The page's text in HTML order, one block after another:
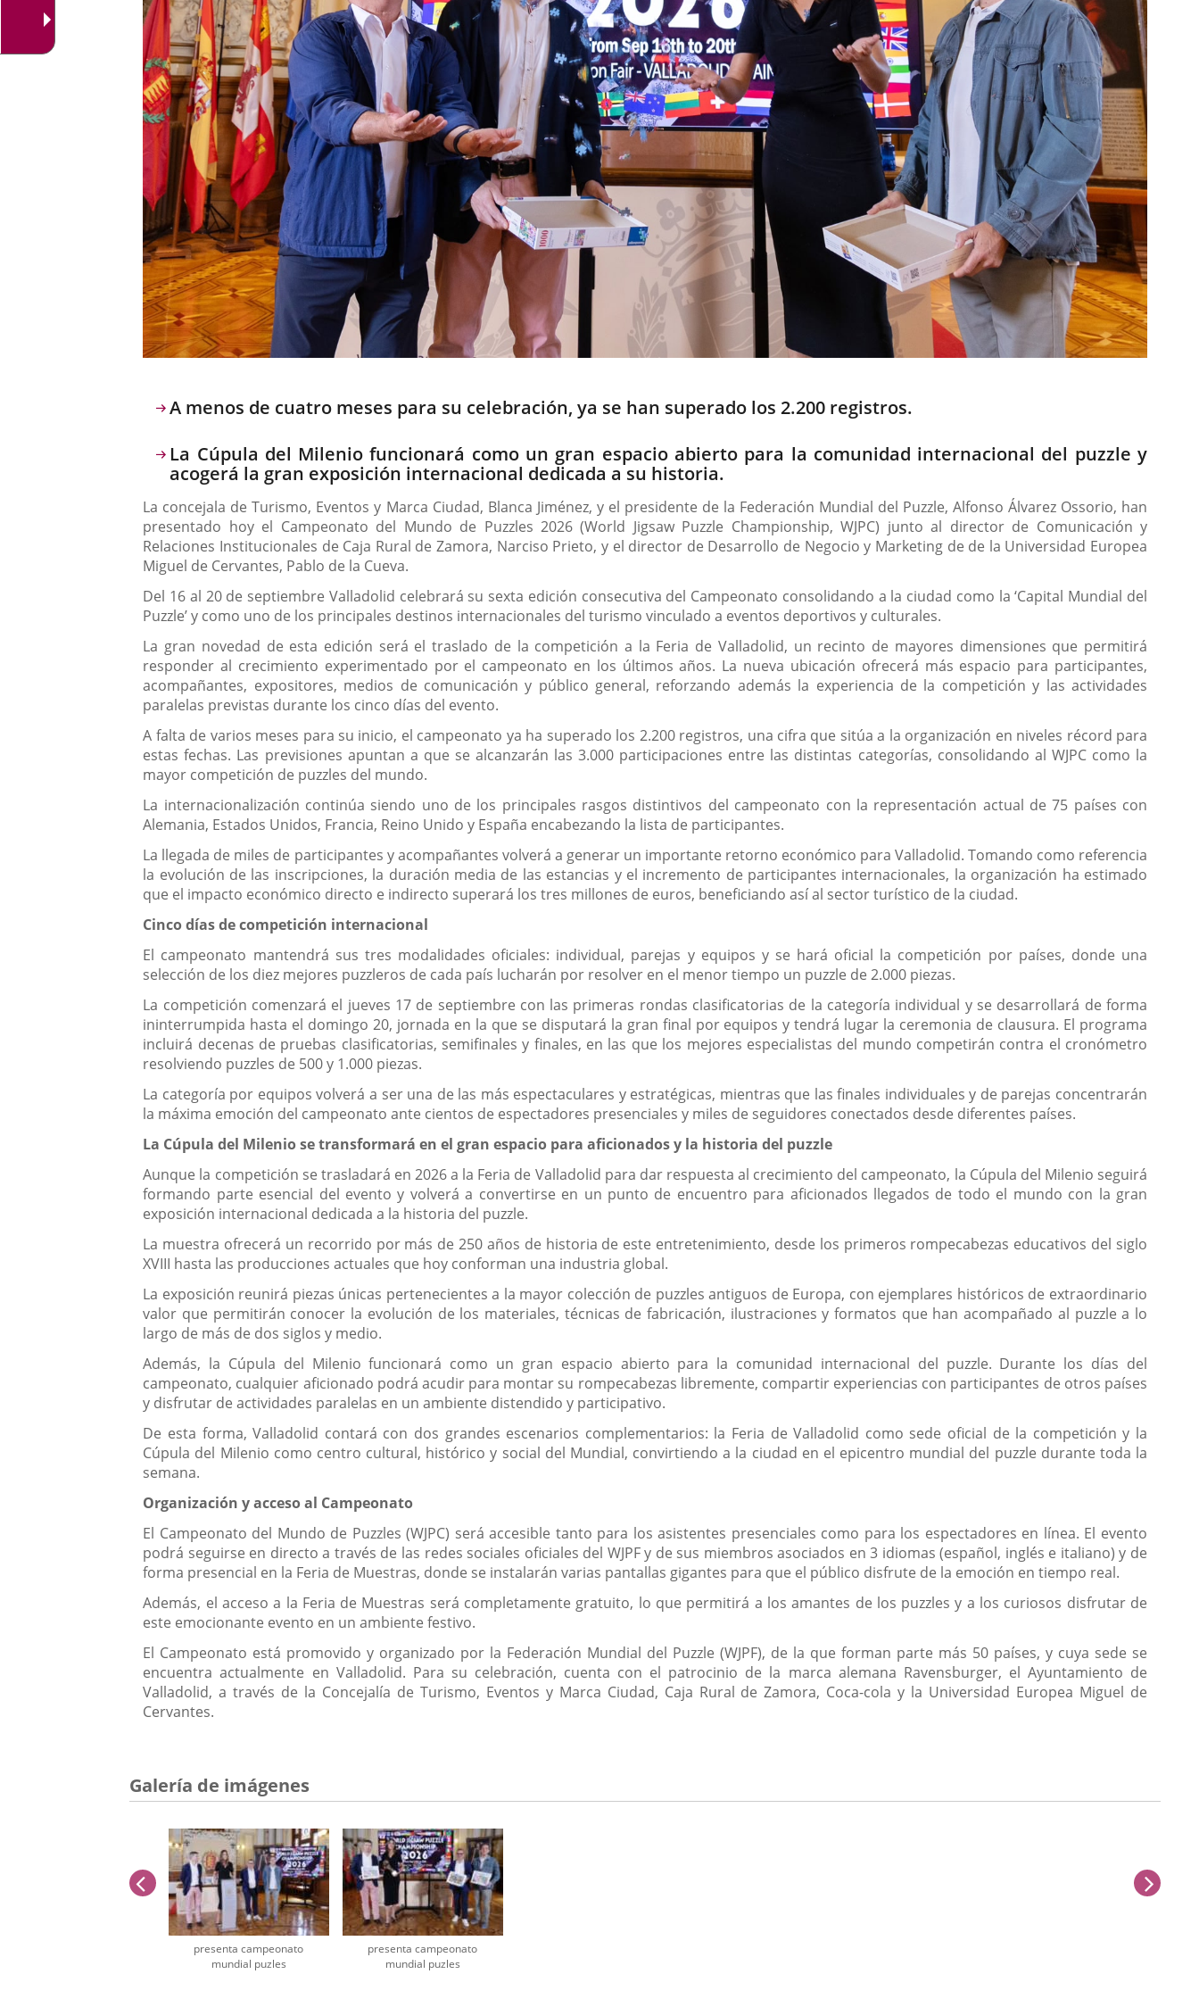
Descripción
A menos de cuatro meses para su celebración, ya se han superado los 2.200 registros.
La Cúpula del Milenio funcionará como un gran espacio abierto para la comunidad internacional del puzzle y
acogerá la gran exposición internacional dedicada a su historia.
La concejala de Turismo, Eventos y Marca Ciudad, Blanca Jiménez, y el presidente de la Federación Mundial del Puzzle, Alfonso Álvarez Ossorio, han
presentado hoy el Campeonato del Mundo de Puzzles 2026 (World Jigsaw Puzzle Championship, WJPC) junto al director de Comunicación y
Relaciones Institucionales de Caja Rural de Zamora, Narciso Prieto, y el director de Desarrollo de Negocio y Marketing de de la Universidad Europea
Miguel de Cervantes, Pablo de la Cueva.
Del 16 al 20 de septiembre Valladolid celebrará su sexta edición consecutiva del Campeonato consolidando a la ciudad como la ‘Capital Mundial del
Puzzle’ y como uno de los principales destinos internacionales del turismo vinculado a eventos deportivos y culturales.
La gran novedad de esta edición será el traslado de la competición a la Feria de Valladolid, un recinto de mayores dimensiones que permitirá
responder al crecimiento experimentado por el campeonato en los últimos años. La nueva ubicación ofrecerá más espacio para participantes,
acompañantes, expositores, medios de comunicación y público general, reforzando además la experiencia de la competición y las actividades
paralelas previstas durante los cinco días del evento.
A falta de varios meses para su inicio, el campeonato ya ha superado los 2.200 registros, una cifra que sitúa a la organización en niveles récord para
estas fechas. Las previsiones apuntan a que se alcanzarán las 3.000 participaciones entre las distintas categorías, consolidando al WJPC como la
mayor competición de puzzles del mundo.
La internacionalización continúa siendo uno de los principales rasgos distintivos del campeonato con la representación actual de 75 países con
Alemania, Estados Unidos, Francia, Reino Unido y España encabezando la lista de participantes.
La llegada de miles de participantes y acompañantes volverá a generar un importante retorno económico para Valladolid. Tomando como referencia
la evolución de las inscripciones, la duración media de las estancias y el incremento de participantes internacionales, la organización ha estimado
que el impacto económico directo e indirecto superará los tres millones de euros, beneficiando así al sector turístico de la ciudad.
Cinco días de competición internacional
El campeonato mantendrá sus tres modalidades oficiales: individual, parejas y equipos y se hará oficial la competición por países, donde una
selección de los diez mejores puzzleros de cada país lucharán por resolver en el menor tiempo un puzzle de 2.000 piezas.
La competición comenzará el jueves 17 de septiembre con las primeras rondas clasificatorias de la categoría individual y se desarrollará de forma
ininterrumpida hasta el domingo 20, jornada en la que se disputará la gran final por equipos y tendrá lugar la ceremonia de clausura. El programa
incluirá decenas de pruebas clasificatorias, semifinales y finales, en las que los mejores especialistas del mundo competirán contra el cronómetro
resolviendo puzzles de 500 y 1.000 piezas.
La categoría por equipos volverá a ser una de las más espectaculares y estratégicas, mientras que las finales individuales y de parejas concentrarán
la máxima emoción del campeonato ante cientos de espectadores presenciales y miles de seguidores conectados desde diferentes países.
La Cúpula del Milenio se transformará en el gran espacio para aficionados y la historia del puzzle
Aunque la competición se trasladará en 2026 a la Feria de Valladolid para dar respuesta al crecimiento del campeonato, la Cúpula del Milenio seguirá
formando parte esencial del evento y volverá a convertirse en un punto de encuentro para aficionados llegados de todo el mundo con la gran
exposición internacional dedicada a la historia del puzzle.
La muestra ofrecerá un recorrido por más de 250 años de historia de este entretenimiento, desde los primeros rompecabezas educativos del siglo
XVIII hasta las producciones actuales que hoy conforman una industria global.
La exposición reunirá piezas únicas pertenecientes a la mayor colección de puzzles antiguos de Europa, con ejemplares históricos de extraordinario
valor que permitirán conocer la evolución de los materiales, técnicas de fabricación, ilustraciones y formatos que han acompañado al puzzle a lo
largo de más de dos siglos y medio.
Además, la Cúpula del Milenio funcionará como un gran espacio abierto para la comunidad internacional del puzzle. Durante los días del
campeonato, cualquier aficionado podrá acudir para montar su rompecabezas libremente, compartir experiencias con participantes de otros países
y disfrutar de actividades paralelas en un ambiente distendido y participativo.
De esta forma, Valladolid contará con dos grandes escenarios complementarios: la Feria de Valladolid como sede oficial de la competición y la
Cúpula del Milenio como centro cultural, histórico y social del Mundial, convirtiendo a la ciudad en el epicentro mundial del puzzle durante toda la
semana.
Organización y acceso al Campeonato
El Campeonato del Mundo de Puzzles (WJPC) será accesible tanto para los asistentes presenciales como para los espectadores en línea. El evento
podrá seguirse en directo a través de las redes sociales oficiales del WJPF y de sus miembros asociados en 3 idiomas (español, inglés e italiano) y de
forma presencial en la Feria de Muestras, donde se instalarán varias pantallas gigantes para que el público disfrute de la emoción en tiempo real.
Además, el acceso a la Feria de Muestras será completamente gratuito, lo que permitirá a los amantes de los puzzles y a los curiosos disfrutar de
este emocionante evento en un ambiente festivo.
El Campeonato está promovido y organizado por la Federación Mundial del Puzzle (WJPF), de la que forman parte más 50 países, y cuya sede se
encuentra actualmente en Valladolid. Para su celebración, cuenta con el patrocinio de la marca alemana Ravensburger, el Ayuntamiento de
Valladolid, a través de la Concejalía de Turismo, Eventos y Marca Ciudad, Caja Rural de Zamora, Coca-cola y la Universidad Europea Miguel de
Cervantes.
Galería de imágenes
presenta campeonato
mundial puzles
presenta campeonato
mundial puzles
anterior